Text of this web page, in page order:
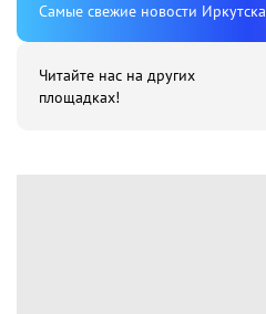
Cамые свежие новости Иркутска
Читайте нас на других
площадках!